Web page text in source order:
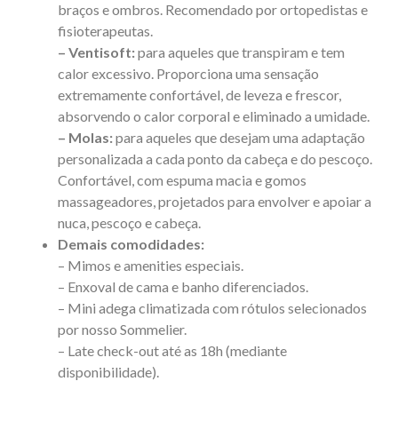
braços e ombros. Recomendado por ortopedistas e
fisioterapeutas.
– Ventisoft:para aqueles que transpiram e tem
calor excessivo. Proporciona uma sensação
extremamente confortável, de leveza e frescor,
absorvendo o calor corporal e eliminado a umidade.
– Molas:para aqueles que desejam uma adaptação
personalizada a cada ponto da cabeça e do pescoço.
Confortável, com espuma macia e gomos
massageadores, projetados para envolver e apoiar a
nuca, pescoço e cabeça.
Demais comodidades:
– Mimos e amenities especiais.
– Enxoval de cama e banho diferenciados.
– Mini adega climatizada com rótulos selecionados
por nosso Sommelier.
– Late check-out até as 18h (mediante
disponibilidade).